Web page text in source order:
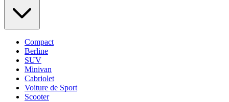
Compact
Berline
SUV
Minivan
Cabriolet
Voiture de Sport
Scooter